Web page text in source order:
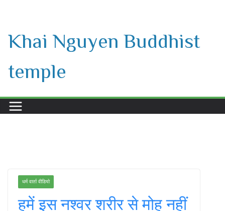
content
Khai Nguyen Buddhist
temple
धर्म वार्ता वीडियो
हमें इस नश्वर शरीर से मोह नहीं